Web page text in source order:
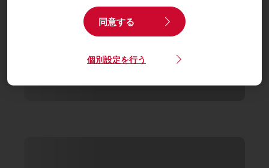
同意する
個別設定を行う